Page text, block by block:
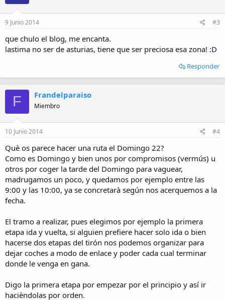
9 Junio 2014 #3
que chulo el blog, me encanta.
lastima no ser de asturias, tiene que ser preciosa esa zona! :D
Responder
F Frandelparaiso
Miembro
10 Junio 2014 #4
Què os parece hacer una ruta el Domingo 22?
Como es Domingo y bien unos por compromisos (vermús) u
otros por coger la tarde del Domingo para vaguear,
madrugamos un poco, y quedamos por ejemplo entre las
9:00 y las 10:00, ya se concretarà según nos acerquemos a la
fecha.
El tramo a realizar, pues elegimos por ejemplo la primera
etapa ida y vuelta, si alguien prefiere hacer solo ida o bien
hacerse dos etapas del tirón nos podemos organizar para
dejar coches a modo de enlace y poder cada cual terminar
donde le venga en gana.
Digo la primera etapa por empezar por el principio y así ir
hacièndolas por orden.